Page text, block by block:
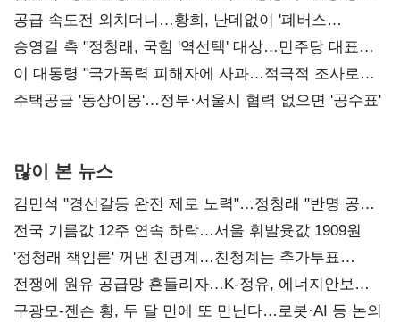
사과부터"
공급 속도전 외치더니…황희, 난데없이 '폐버스
리모델링' 제안
송영길 측 "정청래, 국힘 '역선택' 대상…민주당 대표로
총선 지휘 못해"
이 대통령 "국가폭력 피해자에 사과…적극적 조사로
진실 밝혀야"
주택공급 '동상이몽'…정부·서울시 협력 없으면 '공수표'
많이 본 뉴스
김민석 "경선갈등 완전 제로 노력"…정청래 "반명 공세
사과부터"
전국 기름값 12주 연속 하락…서울 휘발윳값 1909원
'정청래 책임론' 꺼낸 친명계…친청계는 추가투표
때리기
전쟁에 원유 공급망 흔들리자…K-정유, 에너지안보
핵심으로 재부상
구광모-젠슨 황, 두 달 만에 또 만난다…로봇·AI 등 논의